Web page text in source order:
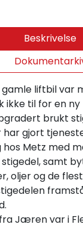
Beskrivelse
gamle liftbil var
ikke til for en
brukt
gjort
Metz med
samt
oljer og de
Jæren var i